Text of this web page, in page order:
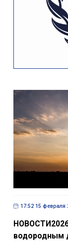
17:52 15 февраля
водородным